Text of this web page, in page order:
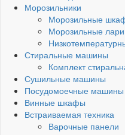
Морозильники
Морозильные
Морозильные лари
Стиральные машины
Комплект
Сушильные машины
Посудомоечные машины
Винные шкафы
Встраиваемая техника
Варочные панели